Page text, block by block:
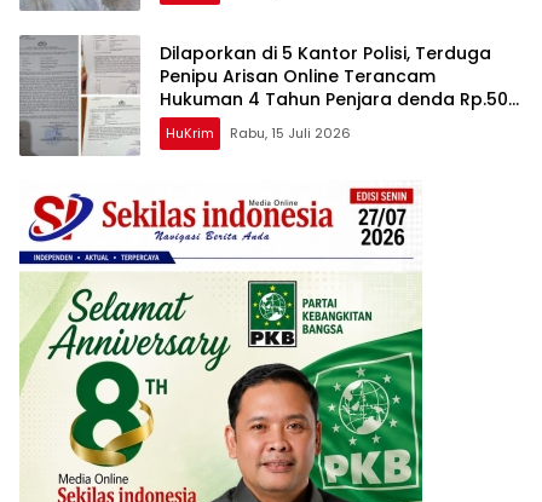
Dilaporkan di 5 Kantor Polisi, Terduga
Penipu Arisan Online Terancam
Hukuman 4 Tahun Penjara denda Rp.500
Juta
HuKrim Rabu, 15 Juli 2026